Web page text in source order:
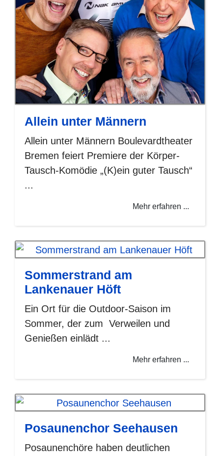
Allein unter Männern
Allein unter Männern Boulevardtheater
Bremen feiert Premiere der Körper-
Tausch-Komödie „(K)ein guter Tausch“
...
Mehr erfahren ...
Sommerstrand am
Lankenauer Höft
Ein Ort für die Outdoor-Saison im
Sommer, der zum Verweilen und
Genießen einlädt ...
Mehr erfahren ...
Posaunenchor Seehausen
Posaunenchöre haben deutlichen